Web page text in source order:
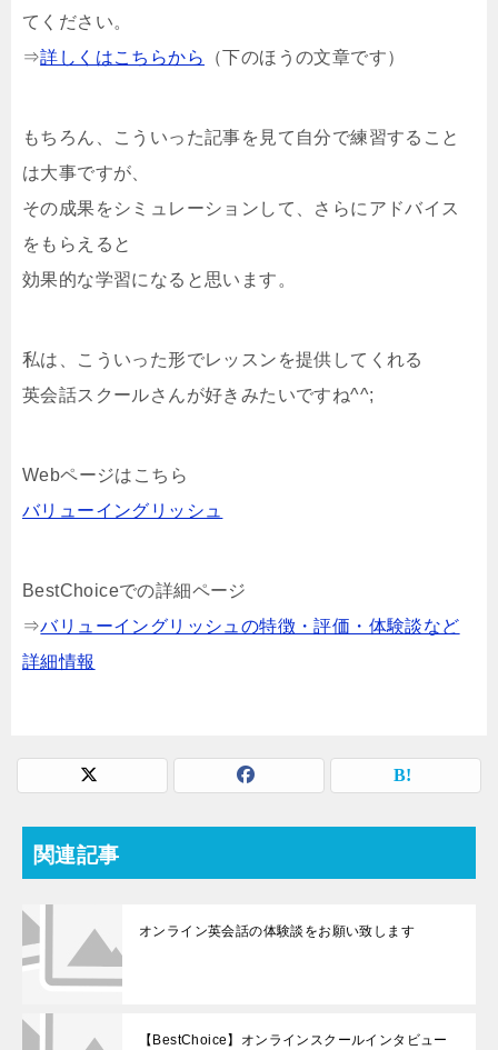
てください。
⇒詳しくはこちらから （下のほうの文章です）
もちろん、こういった記事を見て自分で練習すること
は大事ですが、
その成果をシミュレーションして、さらにアドバイス
をもらえると
効果的な学習になると思います。
私は、こういった形でレッスンを提供してくれる
英会話スクールさんが好きみたいですね^^;
Webページはこちら
バリューイングリッシュ
BestChoiceでの詳細ページ
⇒バリューイングリッシュの特徴・評価・体験談など
詳細情報
関連記事
オンライン英会話の体験談をお願い致します
【BestChoice】オンラインスクールインタビュー